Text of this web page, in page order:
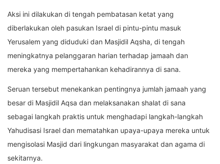
Aksi ini dilakukan di tengah pembatasan ketat yang
diberlakukan oleh pasukan Israel di pintu-pintu masuk
Yerusalem yang diduduki dan Masjidil Aqsha, di tengah
meningkatnya pelanggaran harian terhadap jamaah dan
mereka yang mempertahankan kehadirannya di sana.
Seruan tersebut menekankan pentingnya jumlah jamaah yang
besar di Masjidil Aqsa dan melaksanakan shalat di sana
sebagai langkah praktis untuk menghadapi langkah-langkah
Yahudisasi Israel dan mematahkan upaya-upaya mereka untuk
mengisolasi Masjid dari lingkungan masyarakat dan agama di
sekitarnya.